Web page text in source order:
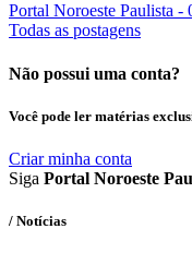
Portal Noroeste Paulista -
Todas as postagens
Não possui uma conta?
Você pode ler matérias
Criar minha conta
Siga Portal Noroeste
/ Notícias